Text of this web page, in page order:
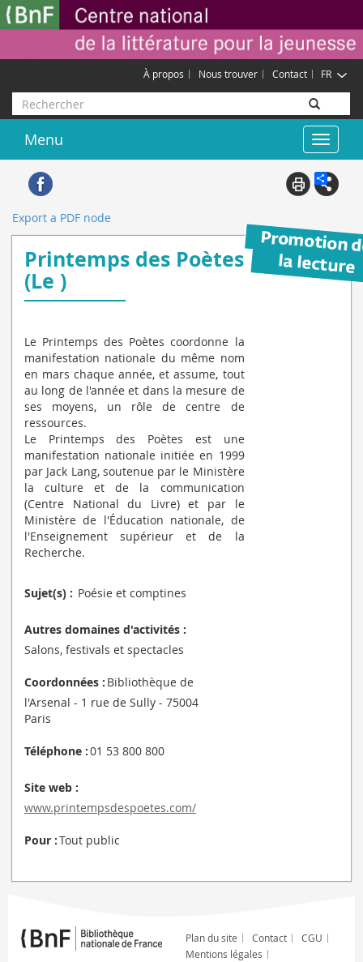
Aller
au
principal
FR
À propos Nous trouver Contact
Rechercher
Toggle
Menu
Export a PDF node
Printemps des Poètes
(Le )
Le Printemps des Poètes coordonne la
manifestation nationale du même nom
en mars chaque année, et assume, tout
au long de l'année et dans la mesure de
ses moyens, un rôle de centre de
ressources.
Le Printemps des Poètes est une
manifestation nationale initiée en 1999
par Jack Lang, soutenue par le Ministère
la culture et de la communication
(Centre National du Livre) et par le
Ministère de l'Éducation nationale, de
l'Enseignement supérieur et de la
Recherche.
Sujet(s) : Poésie et comptines
Autres domaines d'activités :
Salons, festivals et spectacles
Coordonnées : Bibliothèque de
l'Arsenal - 1 rue de Sully - 75004
Paris
Téléphone :01 53 800 800
Site web :
www.printempsdespoetes.com/
Pour :Tout public
Plan du site Contact
CGU
Mentions légales
Gestion des cookies